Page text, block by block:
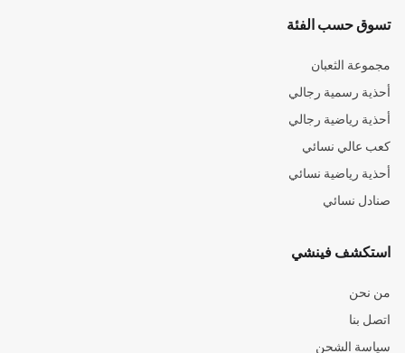
تسوق حسب الفئة
مجموعة الثعبان
أحذية رسمية رجالي
أحذية رياضية رجالي
كعب عالي نسائي
أحذية رياضية نسائي
صنادل نسائي
استكشف فينشي
من نحن
اتصل بنا
سياسة الشحن